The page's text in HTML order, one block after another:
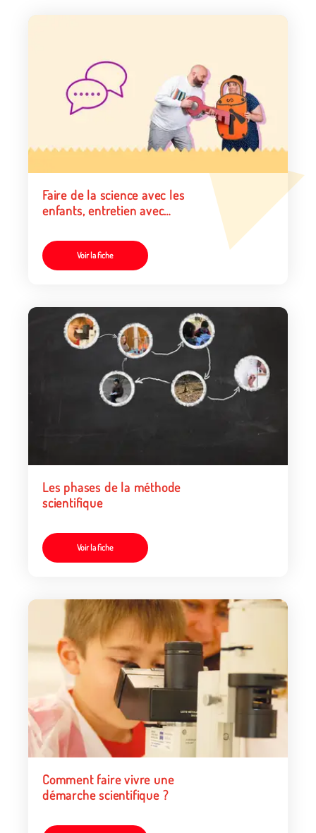
Faire de la science avec les
enfants, entretien avec
Delagarde
Voir la fiche
Les phases de la méthode
scientifique
Voir la fiche
Comment faire vivre une
démarche scientifique ?